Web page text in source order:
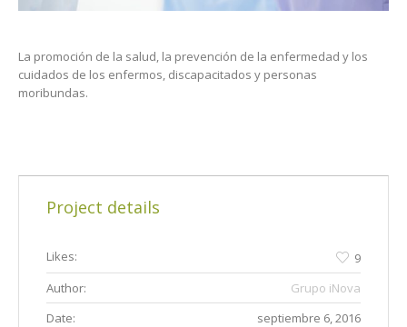
La promoción de la salud, la prevención de la enfermedad y los
cuidados de los enfermos, discapacitados y personas
moribundas.
Project details
Likes:
9
Author:
Grupo iNova
Date:
septiembre 6, 2016